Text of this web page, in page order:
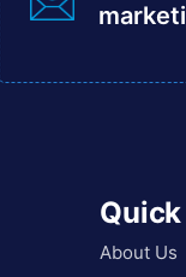
About Us